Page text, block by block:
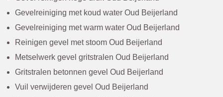
Gevelreiniging met koud water Oud Beijerland
Gevelreiniging met warm water Oud Beijerland
Reinigen gevel met stoom Oud Beijerland
Metselwerk gevel gritstralen Oud Beijerland
Gritstralen betonnen gevel Oud Beijerland
Vuil verwijderen gevel Oud Beijerland